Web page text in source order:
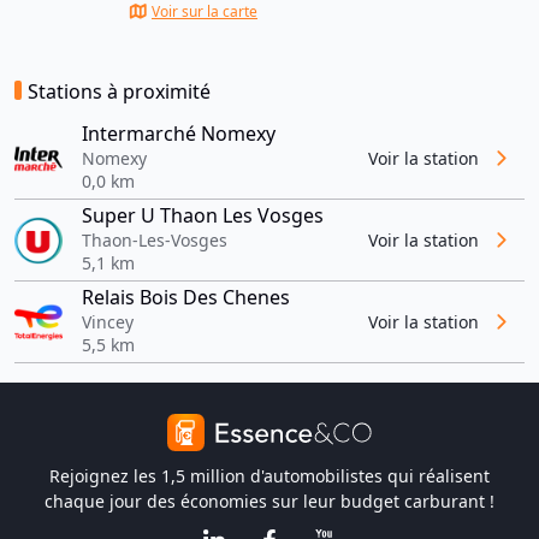
Voir sur la carte
Stations à proximité
Intermarché Nomexy
Nomexy
0,0 km
Voir la station
Super U Thaon Les Vosges
Thaon-Les-Vosges
5,1 km
Voir la station
Relais Bois Des Chenes
Vincey
5,5 km
Voir la station
Rejoignez les 1,5 million d'automobilistes qui réalisent
chaque jour des économies sur leur budget carburant !